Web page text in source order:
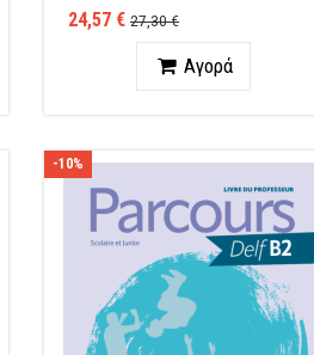
24,57 € 27,30 €
ΠοσότηταΑγορά
-10%